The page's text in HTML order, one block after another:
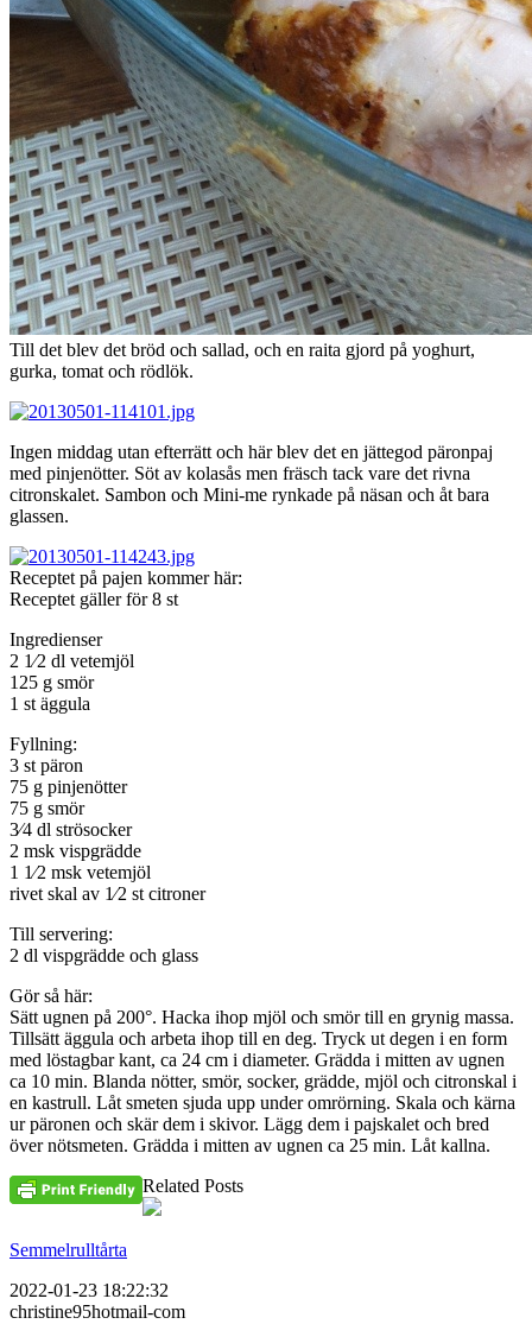
Till det blev det bröd och sallad, och en raita gjord på yoghurt,
gurka, tomat och rödlök.
Ingen middag utan efterrätt och här blev det en jättegod päronpaj
med pinjenötter. Söt av kolasås men fräsch tack vare det rivna
citronskalet. Sambon och Mini-me rynkade på näsan och åt bara
glassen.
Receptet på pajen kommer här:
Receptet gäller för 8 st
Ingredienser
2 1⁄2 dl vetemjöl
125 g smör
1 st äggula
Fyllning:
3 st päron
75 g pinjenötter
75 g smör
3⁄4 dl strösocker
2 msk vispgrädde
1 1⁄2 msk vetemjöl
rivet skal av 1⁄2 st citroner
Till servering:
2 dl vispgrädde och glass
Gör så här:
Sätt ugnen på 200°. Hacka ihop mjöl och smör till en grynig massa.
Tillsätt äggula och arbeta ihop till en deg. Tryck ut degen i en form
med löstagbar kant, ca 24 cm i diameter. Grädda i mitten av ugnen
ca 10 min. Blanda nötter, smör, socker, grädde, mjöl och citronskal i
en kastrull. Låt smeten sjuda upp under omrörning. Skala och kärna
ur päronen och skär dem i skivor. Lägg dem i pajskalet och bred
över nötsmeten. Grädda i mitten av ugnen ca 25 min. Låt kallna.
Related Posts
Semmelrulltårta
2022-01-23 18:22:32
christine95hotmail-com